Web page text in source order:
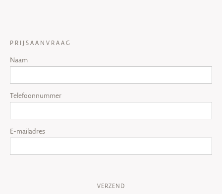
PRIJSAANVRAAG
Naam
Telefoonnummer
E-mailadres
VERZEND